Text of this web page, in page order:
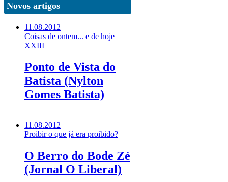
Novos artigos
11.08.2012
Coisas de ontem... e de hoje
XXIII
Ponto de Vista do
Batista (Nylton
Gomes Batista)
11.08.2012
Proibir o que já era proibido?
O Berro do Bode Zé
(Jornal O Liberal)